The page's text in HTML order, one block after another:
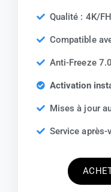
Qualité : 4K/
Compatible
Anti-Freeze 7.0
Activation
Mises à jour
Service après-